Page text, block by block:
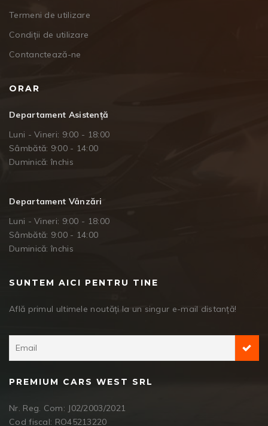
Termeni de utilizare
Condiții de utilizare
Contanctează-ne
ORAR
Departament Asistență
Luni - Vineri: 9:00 - 18:00
Sâmbătă: 9:00 - 14:00
Duminică: închis
Departament Vânzări
Luni - Vineri: 9:00 - 18:00
Sâmbătă: 9:00 - 14:00
Duminică: închis
SUNTEM AICI PENTRU TINE
Află primul ultimele noutăți la un singur e-mail distanță!
PREMIUM CARS WEST SRL
Nr. Reg. Com: J02/2003/2021
Cod fiscal: RO45213220